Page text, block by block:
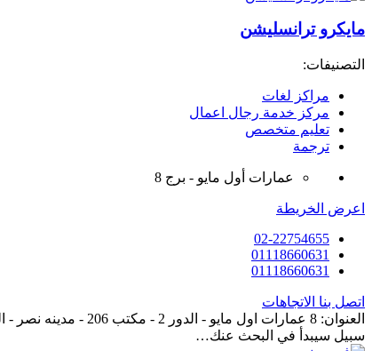
مايكرو ترانسليشن
التصنيفات:
مراكز لغات
مركز خدمة رجال اعمال
تعليم متخصص
ترجمة
عمارات أول مايو - برج 8
اعرض الخريطة
02-22754655
01118660631
01118660631
اتصل بنا الاتجاهات
العنوان: 8 عمارات
سبيل سيبدأ في البحث عنك…